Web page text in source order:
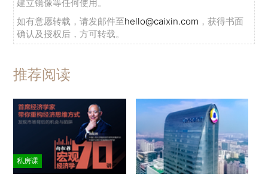
建立镜像等任何使用。
如有意愿转载，请发邮件至hello@caixin.com ，获得书面
确认及授权后，方可转载。
推荐阅读
私房课